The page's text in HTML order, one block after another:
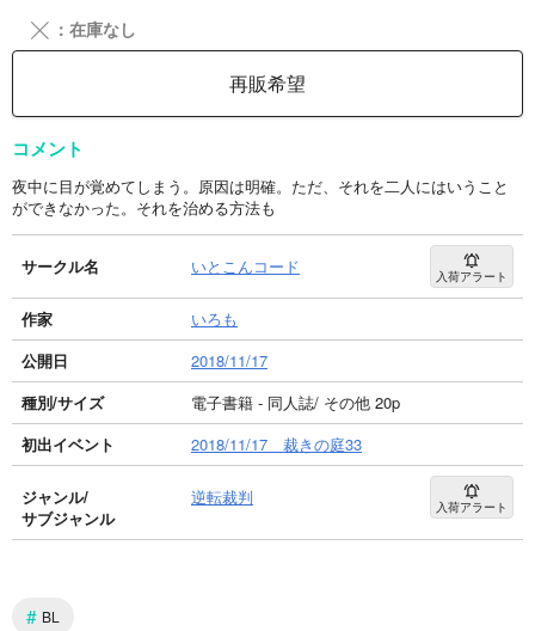
╳ ：在庫なし
再販希望
コメント
夜中に目が覚めてしまう。原因は明確。ただ、それを二人にはいうこと
ができなかった。それを治める方法も
サークル名 いとこんコード 入荷アラート
作家
いろも
公開日
2018/11/17
種別/サイズ
電子書籍 - 同人誌/ その他 20p
初出イベント
2018/11/17 裁きの庭33
ジャンル/
サブジャンル
逆転裁判 入荷アラート
# BL